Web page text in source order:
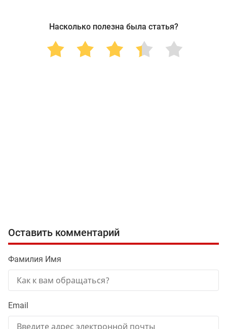
Насколько полезна была статья?
Оставить комментарий
Фамилия Имя
Email